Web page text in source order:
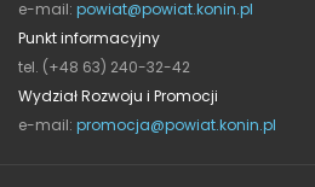
e-mail: powiat@powiat.konin.pl
Punkt informacyjny
tel. (+48 63) 240-32-42
Wydział Rozwoju i Promocji
e-mail: promocja@powiat.konin.pl